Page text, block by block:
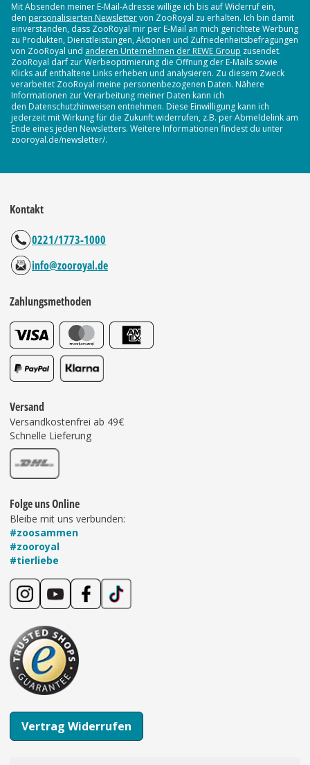
Mit Absenden meiner E-Mail-Adresse willige ich bis auf Widerruf ein,
den personalisierten Newslettervon ZooRoyal zu erhalten. Ich bin damit
einverstanden, dass ZooRoyal mir per E-Mail an mich gerichtete Werbung
zu Produkten, Dienstleistungen, Aktionen und Zufriedenheitsbefragungen
von ZooRoyal und anderen Unternehmen der REWE Group zusendet.
ZooRoyal darf zur Werbeoptimierung die Öffnung der E-Mails sowie
Klicks auf enthaltene Links erheben und analysieren. Zu diesem Zweck
verarbeitet ZooRoyal meine personenbezogenen Daten. Nähere
Informationen zur Verarbeitung meiner Daten kann ich
den Datenschutzhinweisen entnehmen. Diese Einwilligung kann ich
jederzeit mit Wirkung für die Zukunft widerrufen, z.B. per Abmeldelink am
Ende eines jeden Newsletters. Weitere Informationen findest du unter
zooroyal.de/newsletter/.
Kontakt
0221/1773-1000
info@zooroyal.de
Zahlungsmethoden
Versand
Versandkostenfrei ab 49€
Schnelle Lieferung
Folge uns Online
Bleibe mit uns verbunden:
#zoosammen
#zooroyal
#tierliebe
Vertrag Widerrufen